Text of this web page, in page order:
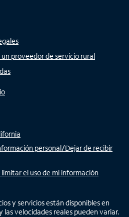
proveedor de servicio rural
personal/Dejar de recibir
el uso de mi información
y servicios están disponibles en
las velocidades reales pueden variar.